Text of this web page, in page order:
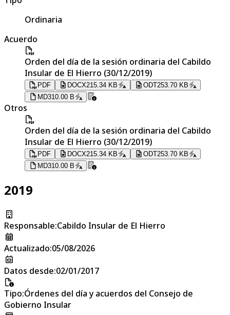
Ordinaria
Acuerdo
Orden del día de la sesión ordinaria del Cabildo
Insular de El Hierro (30/12/2019)
PDF DOCX215.34 KB ODT253.70 KB
MD310.00 B
Otros
Orden del día de la sesión ordinaria del Cabildo
Insular de El Hierro (30/12/2019)
PDF DOCX215.34 KB ODT253.70 KB
MD310.00 B
2019
Responsable:Cabildo Insular de El Hierro
Actualizado:05/08/2026
Datos desde:02/01/2017
Tipo:Órdenes del día y acuerdos del Consejo de
Gobierno Insular